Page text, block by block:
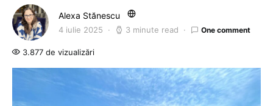
Alexa Stănescu
4 iulie 2025 3 minute read One comment
3.877 de vizualizări